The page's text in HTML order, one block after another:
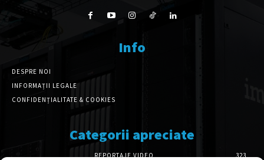
Info
DESPRE NOI
INFORMAȚII LEGALE
CONFIDENȚIALITATE & COOKIES
Categorii apreciate
REPORTAJE VIDEO 323